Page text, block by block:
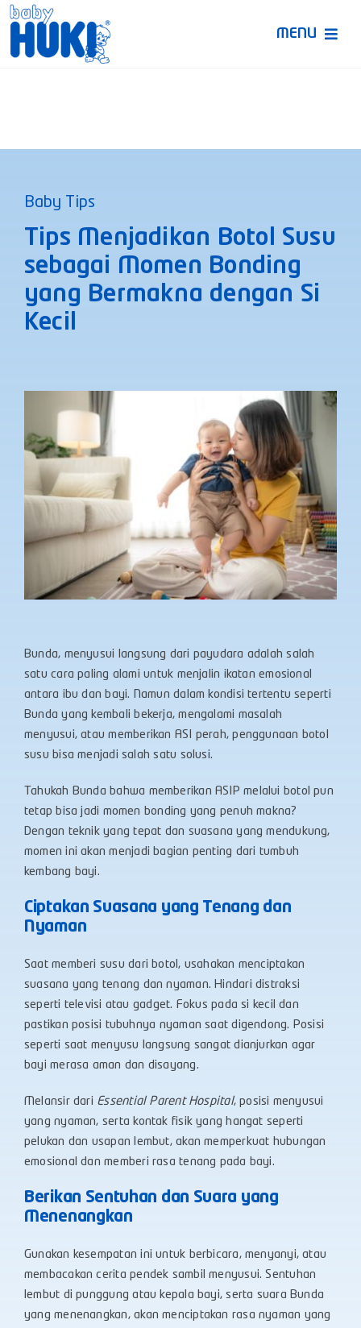
Skip
content
MENU
Baby Tips
Tips Menjadikan Botol Susu
sebagai Momen Bonding
yang Bermakna dengan Si
Kecil
Bunda, menyusui langsung dari payudara adalah salah
satu cara paling alami untuk menjalin ikatan emosional
antara ibu dan bayi. Namun dalam kondisi tertentu seperti
Bunda yang kembali bekerja, mengalami masalah
menyusui, atau memberikan ASI perah, penggunaan botol
susu bisa menjadi salah satu solusi.
Tahukah Bunda bahwa memberikan ASIP melalui botol pun
tetap bisa jadi momen bonding yang penuh makna?
Dengan teknik yang tepat dan suasana yang mendukung,
momen ini akan menjadi bagian penting dari tumbuh
kembang bayi.
Ciptakan Suasana yang Tenang dan
Nyaman
Saat memberi susu dari botol, usahakan menciptakan
suasana yang tenang dan nyaman. Hindari distraksi
seperti televisi atau gadget. Fokus pada si kecil dan
pastikan posisi tubuhnya nyaman saat digendong. Posisi
seperti saat menyusu langsung sangat dianjurkan agar
bayi merasa aman dan disayang.
Melansir dari Essential Parent Hospital, posisi menyusui
yang nyaman, serta kontak fisik yang hangat seperti
pelukan dan usapan lembut, akan memperkuat hubungan
emosional dan memberi rasa tenang pada bayi.
Berikan Sentuhan dan Suara yang
Menenangkan
Gunakan kesempatan ini untuk berbicara, menyanyi, atau
membacakan cerita pendek sambil menyusui. Sentuhan
lembut di punggung atau kepala bayi, serta suara Bunda
yang menenangkan, akan menciptakan rasa nyaman yang